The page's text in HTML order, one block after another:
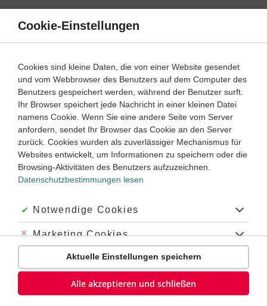
Direkt
Inhalt
Geschichte 5. Klasse ‐ Abitur
Hindenburg
Hindenburg,Paul von, Generalfeldmarschall (seit 1914) und
Reichspräsident der Weimarer Republik(seit 1925). Er lebte
von 1847 bis 1934.
Nach der Teilnahme an den Kriegen von 1866 und 1870/71
stieg Hindenburg zum kommandierenden General auf. Zu
Beginn des Ersten Weltkriegs wurde er Oberbefehlshaber an
der Ostfront gewann er als Kriegsheld wegen der Siege
Deutschlands gegen Russland große Volkstümlichkeit.
Als Chef des Generalstabs des Feldheeres übte Hindenburg
seit 1916 zusammen mit GeneralErich Ludendorff
Cookie-Einstellungen
Cookies sind kleine Daten, die von einer Website gesendet
und vom Webbrowser des Benutzers auf dem Computer des
Benutzers gespeichert werden, während der Benutzer surft.
Ihr Browser speichert jede Nachricht in einer kleinen Datei
namens Cookie. Wenn Sie eine andere Seite vom Server
anfordern, sendet Ihr Browser das Cookie an den Server
zurück. Cookies wurden als zuverlässiger Mechanismus für
Websites entwickelt, um Informationen zu speichern oder die
Browsing-Aktivitäten des Benutzers aufzuzeichnen.
Datenschutzbestimmungen lesen
Akzeptiert:
Notwendige Cookies
Abgelehnt:
Marketing Cookies
Abgelehnt:
Personalisierungs-Cookies
Aktuelle Einstellungen speichern
Alle akzeptieren und schließen